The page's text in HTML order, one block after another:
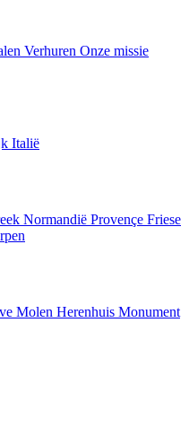
Verhuren Onze missie
Italië
Normandië Provençe Friese
Molen Herenhuis Monument